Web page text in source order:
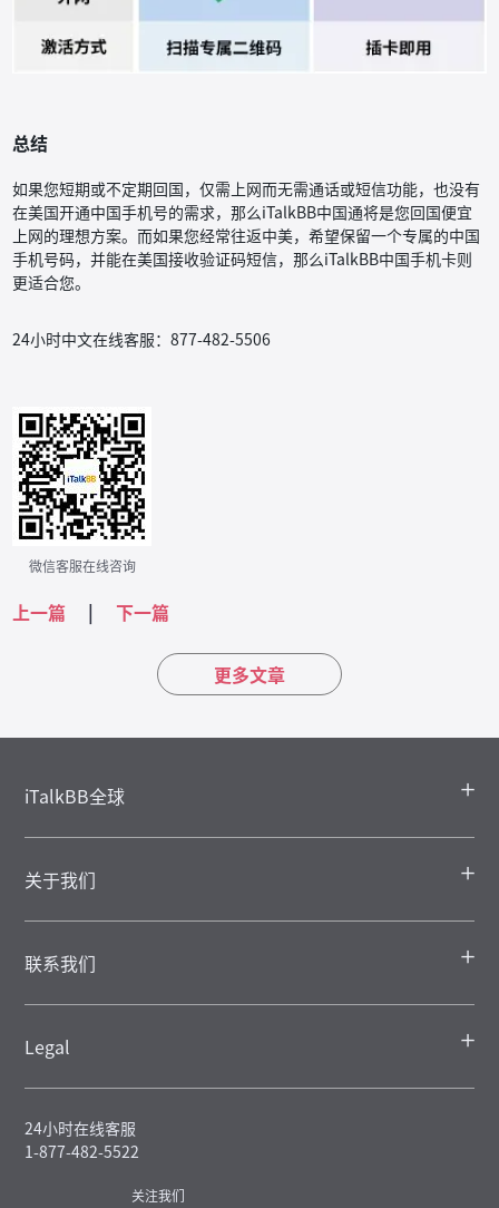
总结
如果您短期或不定期回国，仅需上网而无需通话或短信功能，也没有
在美国开通中国手机号的需求，那么iTalkBB中国通将是您回国便宜
上网的理想方案。而如果您经常往返中美，希望保留一个专属的中国
手机号码，并能在美国接收验证码短信，那么iTalkBB中国手机卡则
更适合您。
24小时中文在线客服：877-482-5506
微信客服在线咨询
上一篇 | 下一篇
更多文章
iTalkBB全球
关于我们
联系我们
Legal
24小时在线客服
1-877-482-5522
关注我们